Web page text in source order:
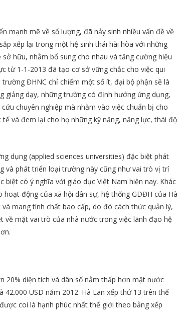
mạnh mẽ về số lượng, đã nảy sinh nhiều vấn đề về
xếp lại trong một hệ sinh thái hài hòa với những
hữu, nhằm bổ sung cho nhau và tăng cường hiệu
từ 1-1-2013 đã tạo cơ sở vững chắc cho việc qui
ĐHNC chỉ chiếm một số ít, đại bộ phận sẽ là
giảng dạy, những trường có định hướng ứng dụng,
chuyên nghiệp mà nhằm vào việc chuẩn bị cho
và đem lại cho họ những kỹ năng, năng lực, thái độ
dụng (applied sciences universities) đặc biệt phát
và phát triển loại trường này cũng như vai trò vị trí
có ý nghĩa với giáo dục Việt Nam hiện nay. Khác
động của xã hội dân sự, hệ thống GDĐH của Hà
mang tính chất bao cấp, do đó cách thức quản lý,
về mặt vai trò của nhà nước trong việc lãnh đạo hệ
20% diện tích và dân số nằm thấp hơn mặt nước
USD năm 2012. Hà Lan xếp thứ 13 trên thế
coi là hạnh phúc nhất thế giới theo bảng xếp